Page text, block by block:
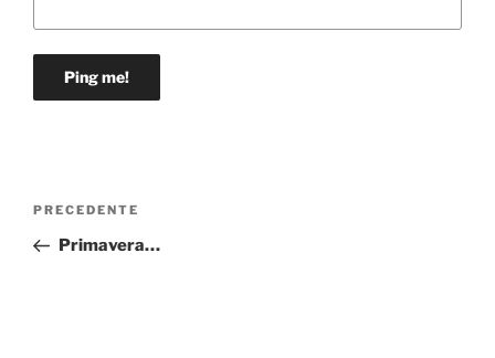
Navigazione
Articolo
precedente:
PRECEDENTE
Primavera…